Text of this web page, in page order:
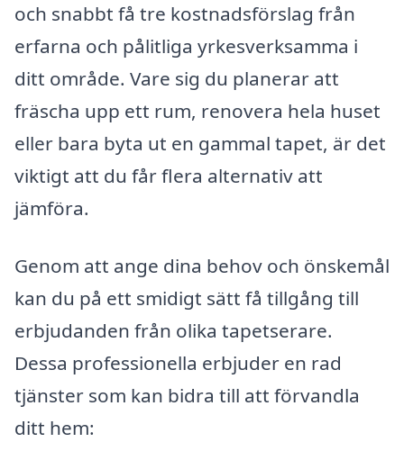
och snabbt få tre kostnadsförslag från
erfarna och pålitliga yrkesverksamma i
ditt område. Vare sig du planerar att
fräscha upp ett rum, renovera hela huset
eller bara byta ut en gammal tapet, är det
viktigt att du får flera alternativ att
jämföra.
Genom att ange dina behov och önskemål
kan du på ett smidigt sätt få tillgång till
erbjudanden från olika tapetserare.
Dessa professionella erbjuder en rad
tjänster som kan bidra till att förvandla
ditt hem: